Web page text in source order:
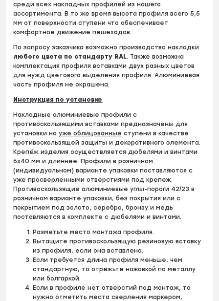
среди всех накладных профилей из нашего
ассортимента. В то же время высота профиля всего 5,5
мм от поверхности ступени что обеспечивает
комфортное движение пешеходов.
По запросу заказчика возможно производство накладки
любого цвета по стандарту RAL. Также возможна
комплектация профиля вставками двух разных цветов
для нужд цветового выделения профиля. Алюминиевая
часть профиля не окрашена.
Инструкция по установке
Накладные алюминиевые профили с
противоскользящими вставками предназначены для
установки науже облицованные ступени в качестве
противоскользящей защиты и декоративного элемента.
Крепёж изделия осуществляется дюбелями и винтами
6х40 мм и длиннее. Профили в розничном
(индивидуальном) варианте упаковки поставляются с
уже просверленными отверстиями под крепеж.
Противоскользящие алюминиевые углы-пороги 42/23 в
розничном варианте упаковки, без покрытия или с
покрытием под золото, серебро, бронзу и медь
поставляются в комплекте с дюбелями и винтами.
Разметьте место монтажа профиля.
Вытащите противоскользящую резиновую вставку
из профиля, если она вставлена.
Если требуется длина профиля меньше, чем
стандартную, то отрежьте ножовкой по металлу
или болгаркой.
Если в профиле нет отверстий под монтаж, то
нужно отметить места сверления маркером,